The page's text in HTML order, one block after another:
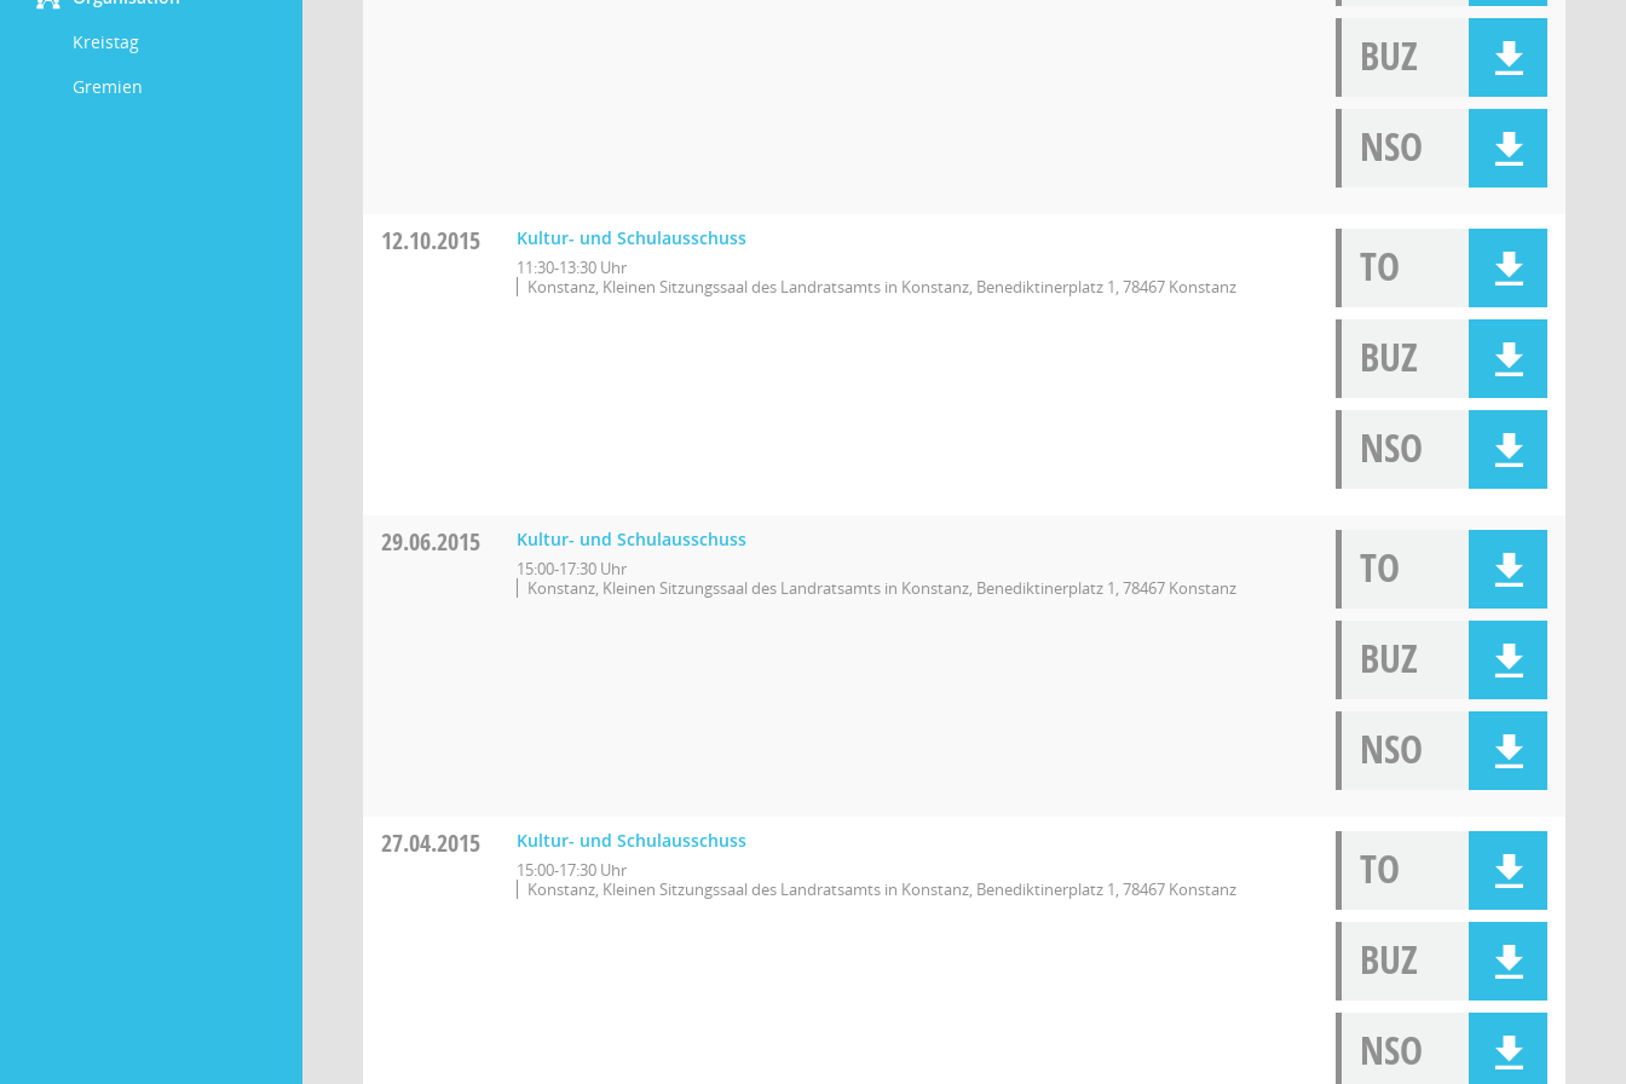
Kreistag
Gremien
BUZ
NSO
12.10.2015 Kultur- und Schulausschuss
11:30-13:30 Uhr
Konstanz, Kleinen Sitzungssaal des Landratsamts in Konstanz, Benediktinerplatz 1, 78467 Konstanz
TO
BUZ
NSO
29.06.2015 Kultur- und Schulausschuss
15:00-17:30 Uhr
Konstanz, Kleinen Sitzungssaal des Landratsamts in Konstanz, Benediktinerplatz 1, 78467 Konstanz
TO
BUZ
NSO
27.04.2015 Kultur- und Schulausschuss
15:00-17:30 Uhr
Konstanz, Kleinen Sitzungssaal des Landratsamts in Konstanz, Benediktinerplatz 1, 78467 Konstanz
TO
BUZ
NSO